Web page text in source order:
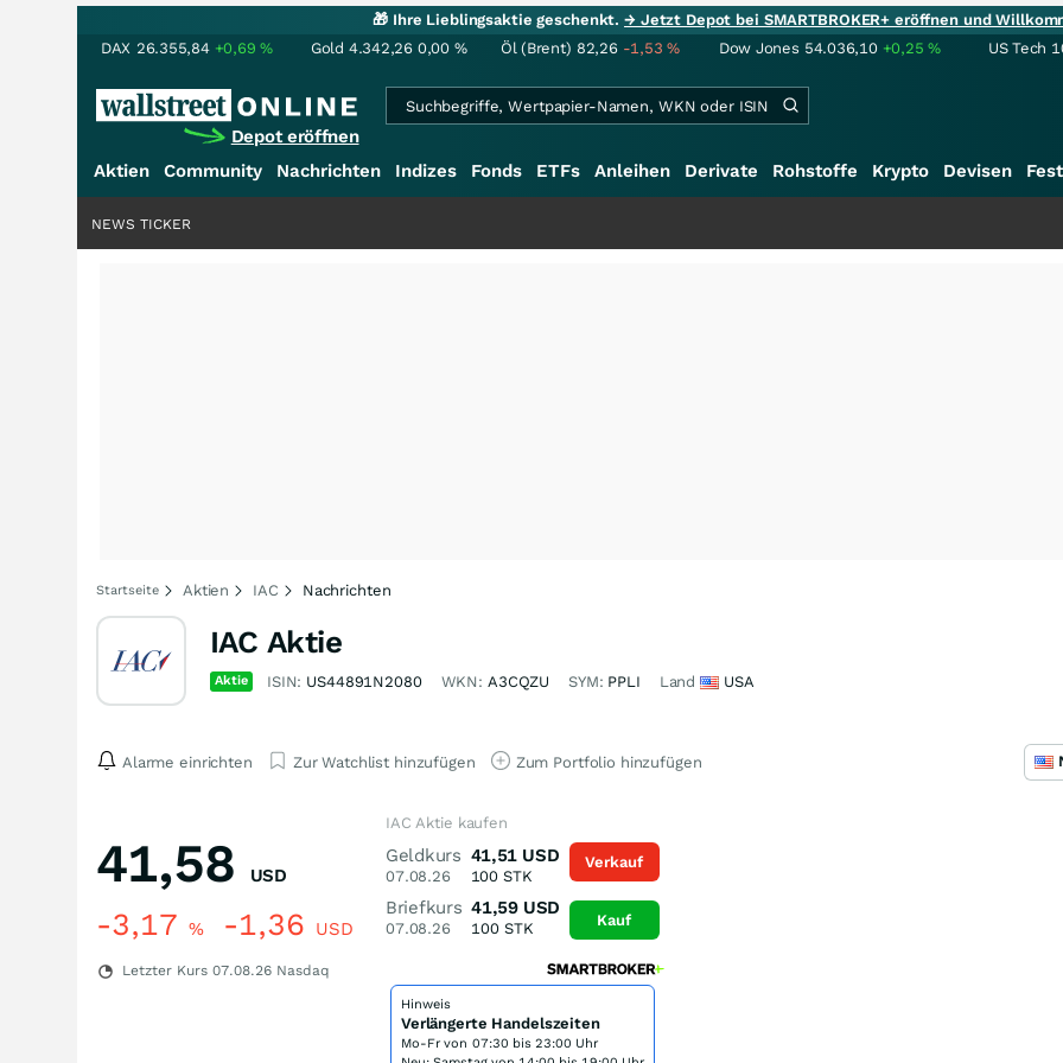
🎁 Ihre Lieblingsaktie geschenkt.→ Jetzt Depot bei SMARTBROKER+ eröffnen und
DAX 26.355,84 +0,69% Gold 4.342,26 0,00 % Öl (Brent) 82,26 -1,53% Dow Jones 54.036,10 +0,25% US Tech
Depot eröffnen
Aktien Community Nachrichten Indizes Fonds ETFs Anleihen Derivate Rohstoffe Krypto Devisen
NEWS TICKER
Startseite Aktien IAC Nachrichten
IAC Aktie
Aktie ISIN: US44891N2080 WKN: A3CQZU SYM: PPLI Land USA
Alarme einrichten Zur Watchlist hinzufügen Zum Portfolio hinzufügen
41,58 USD
-3,17 % -1,36 USD
Letzter Kurs 07.08.26 Nasdaq
IAC Aktie kaufen
Geldkurs
07.08.26
41,51 USD
100 STK
Briefkurs
07.08.26
41,59 USD
100STK
Verkauf
Kauf
Hinweis
Verlängerte Handelszeiten
Mo-Fr von 07:30 bis 23:00 Uhr